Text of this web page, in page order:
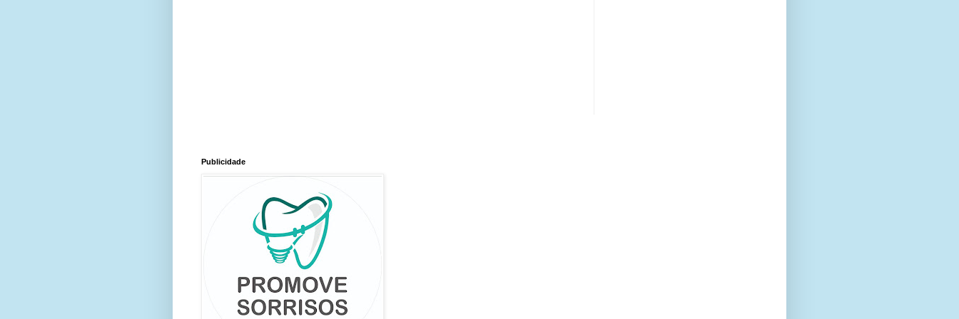
Publicidade